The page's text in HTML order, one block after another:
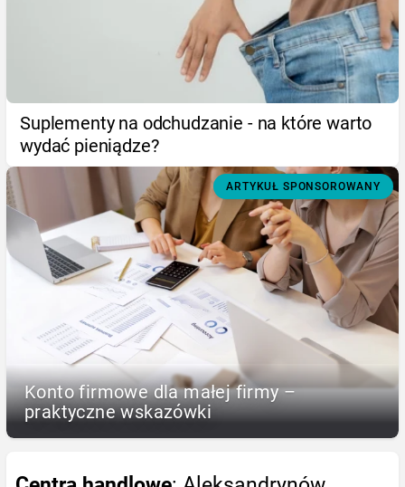
Suplementy na odchudzanie - na które warto
wydać pieniądze?
ARTYKUŁ SPONSOROWANY
Konto firmowe dla małej firmy –
praktyczne wskazówki